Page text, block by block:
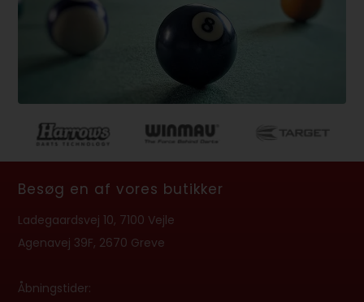
Besøg en af vores butikker
Ladegaardsvej 10, 7100 Vejle
Agenavej 39F, 2670 Greve
Åbningstider: